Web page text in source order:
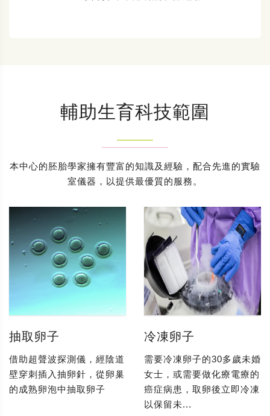
輔助生育科技範圍
本中心的胚胎學家擁有豐富的知識及經驗，配合先進的實驗
室儀器，以提供最優質的服務。
抽取卵子
借助超聲波探測儀，經陰道
壁穿刺插入抽卵針，從卵巢
的成熟卵泡中抽取卵子
冷凍卵子
需要冷凍卵子的30多歲未婚
女士，或需要做化療電療的
癌症病患，取卵後立即冷凍
以保留未...